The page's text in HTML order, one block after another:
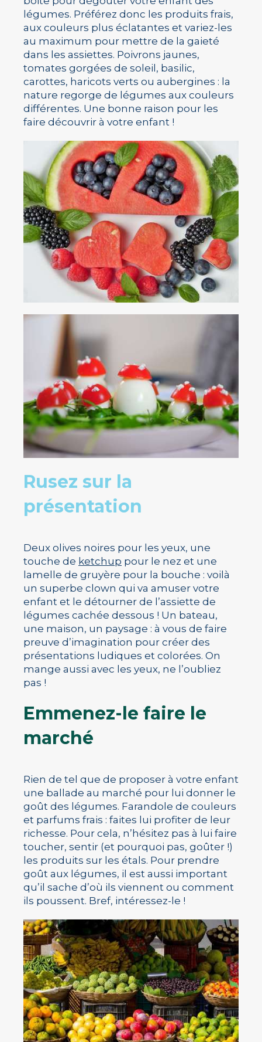
légumes. Préférez donc les produits frais,
aux couleurs plus éclatantes et variez-les
au maximum pour mettre de la gaieté
dans les assiettes. Poivrons jaunes,
tomates gorgées de soleil, basilic,
carottes, haricots verts ou aubergines : la
nature regorge de légumes aux couleurs
différentes. Une bonne raison pour les
faire découvrir à votre enfant !
Rusez sur la
présentation
Deux olives noires pour les yeux, une
touche de ketchup pour le nez et une
lamelle de gruyère pour la bouche : voilà
un superbe clown qui va amuser votre
enfant et le détourner de l’assiette de
légumes cachée dessous ! Un bateau,
une maison, un paysage : à vous de faire
preuve d’imagination pour créer des
présentations ludiques et colorées. On
mange aussi avec les yeux, ne l’oubliez
pas !
Emmenez-le faire le
marché
Rien de tel que de proposer à votre enfant
une ballade au marché pour lui donner le
goût des légumes. Farandole de couleurs
et parfums frais : faites lui profiter de leur
richesse. Pour cela, n’hésitez pas à lui faire
toucher, sentir (et pourquoi pas, goûter !)
les produits sur les étals. Pour prendre
goût aux légumes, il est aussi important
qu’il sache d’où ils viennent ou comment
ils poussent. Bref, intéressez-le !